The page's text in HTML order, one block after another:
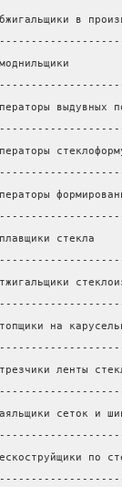
в
на